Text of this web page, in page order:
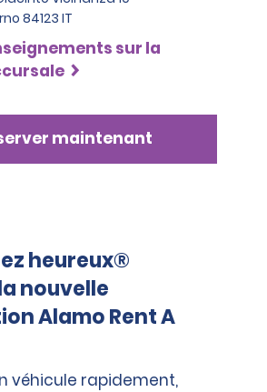
84123 IT
sur la
maintenant
heureux®
nouvelle
Alamo Rent A
véhicule rapidement,